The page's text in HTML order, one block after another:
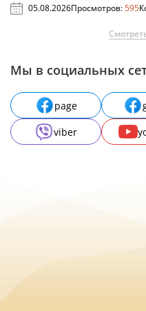
05.08.2026Просмотров:595
Мы в социальных
page
viber